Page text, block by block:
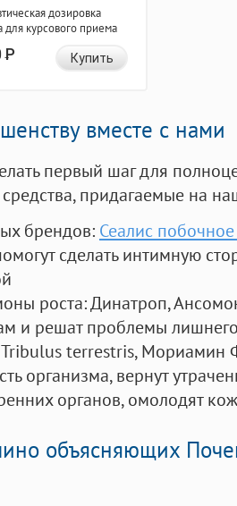
дозировка
для курсового приема
Р Купить
вместе с нами
первый шаг для
придагаемые на
брендов: Сеалис
сделать интимную
роста: Динатроп,
и решат проблемы
Tribulus terrestris, Мориамин
организма, вернут
органов, омолодят
объясняющих